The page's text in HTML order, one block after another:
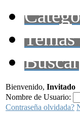
Buscar
Bienvenido, Invitado
Nombre de Usuario:
Contraseña olvidada?